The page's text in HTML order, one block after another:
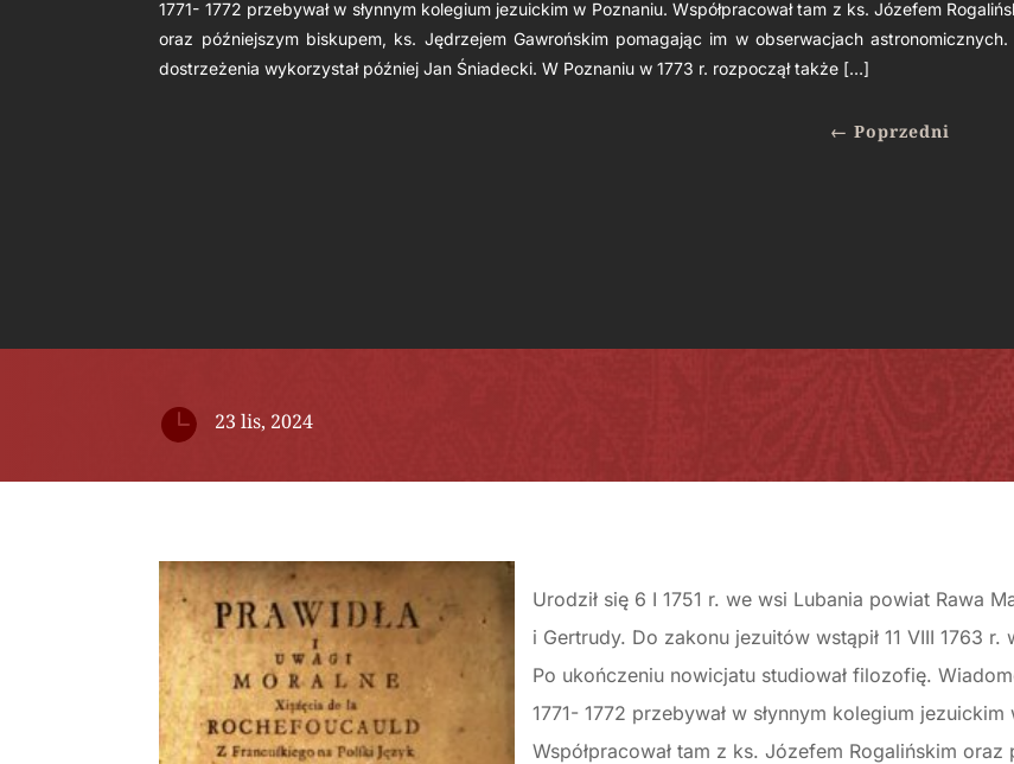
1771- 1772 przebywał w słynnym kolegium jezuickim w Poznaniu. Współpracował tam z ks. Józefem
oraz późniejszym biskupem, ks. Jędrzejem Gawrońskim pomagając im w obserwacjach astronomicznych.
dostrzeżenia wykorzystał później Jan Śniadecki. W Poznaniu w 1773 r. rozpoczął także […]
← Poprzedni
 23 lis, 2024
Urodził się 6 I 1751 r. we wsi Lubania powiat Rawa
i Gertrudy. Do zakonu jezuitów wstąpił 11 VIII 1763
Po ukończeniu nowicjatu studiował filozofię.
1771- 1772 przebywał w słynnym kolegium jezuickim
Współpracował tam z ks. Józefem Rogalińskim